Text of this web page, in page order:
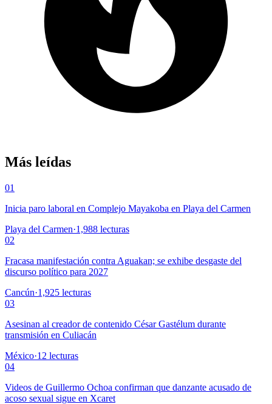
Más leídas
01
Inicia paro laboral en Complejo Mayakoba en Playa del Carmen
Playa del Carmen·1,988 lecturas
02
Fracasa manifestación contra Aguakan; se exhibe desgaste del
discurso político para 2027
Cancún·1,925 lecturas
03
Asesinan al creador de contenido César Gastélum durante
transmisión en Culiacán
México·12 lecturas
04
Videos de Guillermo Ochoa confirman que danzante acusado de
acoso sexual sigue en Xcaret